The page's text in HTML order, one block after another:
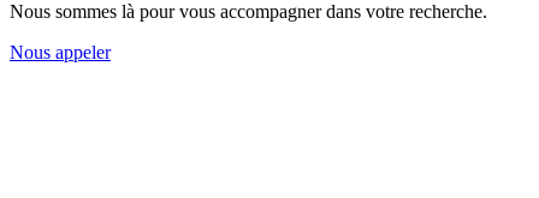
Nous sommes là pour vous accompagner dans votre recherche.
Nous appeler